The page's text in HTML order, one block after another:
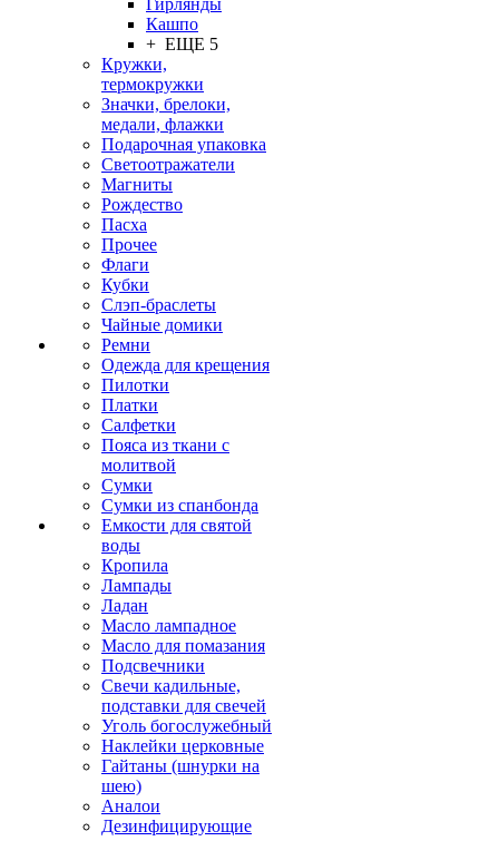
Гирлянды
Кашпо
+ ЕЩЕ 5
Кружки,
термокружки
Значки, брелоки,
медали, флажки
Подарочная упаковка
Светоотражатели
Магниты
Рождество
Пасха
Прочее
Флаги
Кубки
Слэп-браслеты
Чайные домики
Ремни
Одежда для крещения
Пилотки
Платки
Салфетки
Пояса из ткани с
молитвой
Сумки
Сумки из спанбонда
Емкости для святой
воды
Кропила
Лампады
Ладан
Масло лампадное
Масло для помазания
Подсвечники
Свечи кадильные,
подставки для свечей
Уголь богослужебный
Наклейки церковные
Гайтаны (шнурки на
шею)
Аналои
Дезинфицирующие